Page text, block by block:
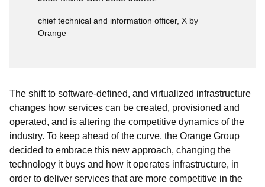
chief technical and information officer, X by
Orange
The shift to software-defined, and virtualized infrastructure
changes how services can be created, provisioned and
operated, and is altering the competitive dynamics of the
industry. To keep ahead of the curve, the Orange Group
decided to embrace this new approach, changing the
technology it buys and how it operates infrastructure, in
order to deliver services that are more competitive in the